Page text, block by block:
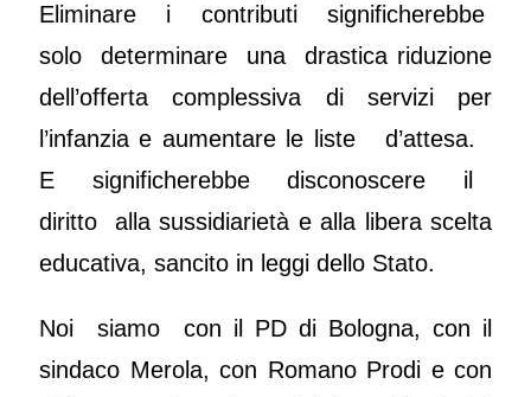
Eliminare i contributi significherebbe
solo determinare una drastica riduzione
dell’offerta complessiva di servizi per
l’infanzia e aumentare le liste d’attesa.
E significherebbe disconoscere il
diritto alla sussidiarietà e alla libera scelta
educativa, sancito in leggi dello Stato.
Noi siamo con il PD di Bologna, con il
sindaco Merola, con Romano Prodi e con